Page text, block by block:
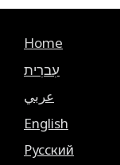
Home
עִברִית
عربي
English
Русский